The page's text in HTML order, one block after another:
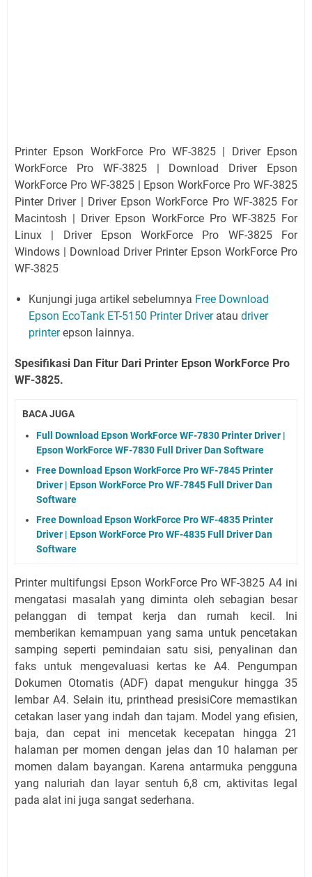
Printer Epson WorkForce Pro WF-3825 | Driver Epson
WorkForce Pro WF-3825 | Download Driver Epson
WorkForce Pro WF-3825 | Epson WorkForce Pro WF-3825
Pinter Driver | Driver Epson WorkForce Pro WF-3825 For
Macintosh | Driver Epson WorkForce Pro WF-3825 For
Linux | Driver Epson WorkForce Pro WF-3825 For
Windows | Download Driver Printer Epson WorkForce Pro
WF-3825
Kunjungi juga artikel sebelumnya Free Download
Epson EcoTank ET-5150 Printer Driveratau driver
printerepson lainnya.
Spesifikasi Dan Fitur Dari Printer Epson WorkForce Pro
WF-3825.
BACA JUGA
Full Download Epson WorkForce WF-7830 Printer Driver |
Epson WorkForce WF-7830 Full Driver Dan Software
Free Download Epson WorkForce Pro WF-7845 Printer
Driver | Epson WorkForce Pro WF-7845 Full Driver Dan
Software
Free Download Epson WorkForce Pro WF-4835 Printer
Driver | Epson WorkForce Pro WF-4835 Full Driver Dan
Software
Printer multifungsi Epson WorkForce Pro WF-3825 A4 ini
mengatasi masalah yang diminta oleh sebagian besar
pelanggan di tempat kerja dan rumah kecil. Ini
memberikan kemampuan yang sama untuk pencetakan
samping seperti pemindaian satu sisi, penyalinan dan
faks untuk mengevaluasi kertas ke A4. Pengumpan
Dokumen Otomatis (ADF) dapat mengukur hingga 35
lembar A4. Selain itu, printhead presisiCore memastikan
cetakan laser yang indah dan tajam. Model yang efisien,
baja, dan cepat ini mencetak kecepatan hingga 21
halaman per momen dengan jelas dan 10 halaman per
momen dalam bayangan. Karena antarmuka pengguna
yang naluriah dan layar sentuh 6,8 cm, aktivitas legal
pada alat ini juga sangat sederhana.